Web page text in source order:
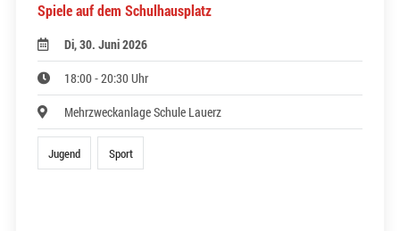
Spiele auf dem Schulhausplatz
Di, 30. Juni 2026
18:00 - 20:30 Uhr
Mehrzweckanlage Schule Lauerz
Jugend Sport